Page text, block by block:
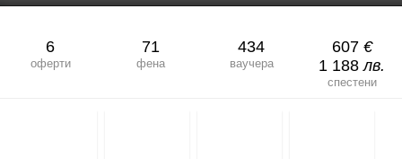
6
оферти
71
фена
434
ваучера
607 €
1 188лв.
спестени